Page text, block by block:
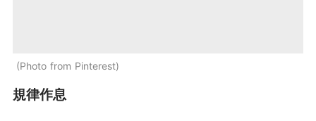
Photo from Pinterest
規律作息